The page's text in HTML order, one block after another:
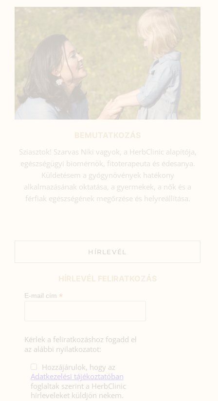
Sziasztok! Szarvas Niki vagyok, a HerbClinic alapítója,
egészségügyi biomérnök, fitoterapeuta és édesanya.
Küldetésem a gyógynövények hatékony
alkalmazásának oktatása, a gyermekek, a nők és a
férfiak egészségének megőrzése és helyreállítása.
HÍRLEVÉL
E-mail cím *
Kérlek a feliratkozáshoz fogadd el
az alábbi nyilatkozatot:
Hozzájárulok, hogy az
Adatkezelési tájékoztatóban
foglaltak szerint a HerbClinic
hírleveleket küldjön nekem.